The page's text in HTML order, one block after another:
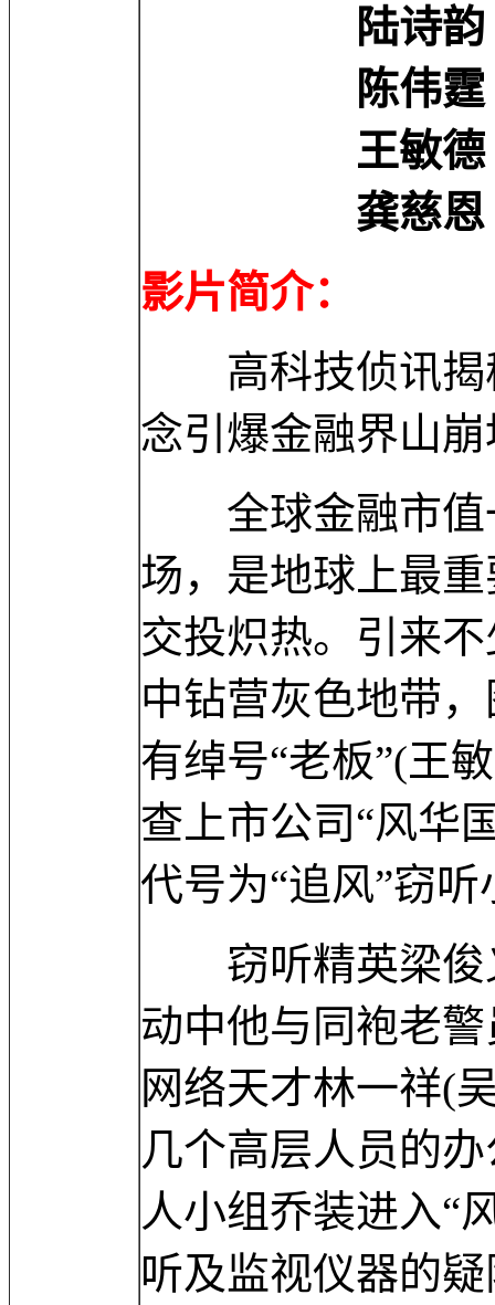
陆诗韵
陈伟霆
王敏德
龚慈恩
影片简介：
高科技侦讯揭
念引爆金融界山
全球金融市值
场，是地球上最
交投炽热。引来
中钻营灰色地带
有绰号“老板”(王
查上市公司“风华
代号为“追风”窃
窃听精英梁俊
动中他与同袍老
网络天才林一祥(
几个高层人员的
人小组乔装进入“
听及监视仪器的